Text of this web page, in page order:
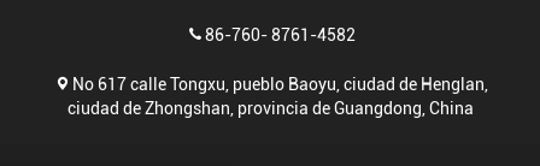
86-760- 8761-4582
No 617 calle Tongxu, pueblo Baoyu, ciudad de Henglan,
ciudad de Zhongshan, provincia de Guangdong, China